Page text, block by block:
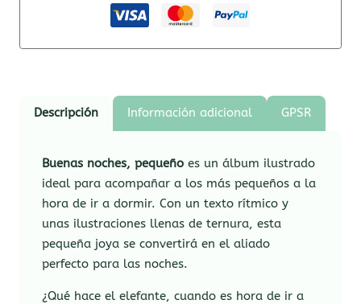
Descripción Información adicional GPSR
Buenas noches, pequeño es un álbum ilustrado
ideal para acompañar a los más pequeños a la
hora de ir a dormir. Con un texto rítmico y
unas ilustraciones llenas de ternura, esta
pequeña joya se convertirá en el aliado
perfecto para las noches.
¿Qué hace el elefante, cuando es hora de ir a